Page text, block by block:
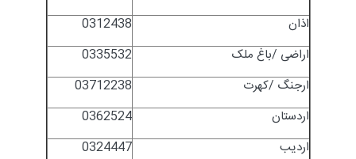
0312438
اذان
0335532
اراضی /باغ ملک
03712238
ارجنگ /کهرت
0362524
اردستان
0324447
اردیب